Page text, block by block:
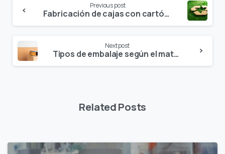
Reading
Previous post
Fabricación de cajas con cartón reciclado
Next post
Tipos de embalaje según el material de fábrica
Related Posts